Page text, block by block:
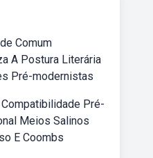
Comum
A Postura Literária
Pré-modernistas
Pré-
Meios Salinos
E Coombs